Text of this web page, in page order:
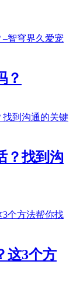
？
？找到沟
这3个方